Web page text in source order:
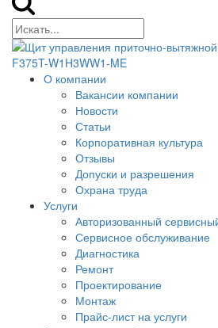
О компании
Вакансии компании
Новости
Статьи
Корпоративная культура
Отзывы
Допуски и разрешения
Охрана труда
Услуги
Авторизованный
Сервисное обслуживание
Диагностика
Ремонт
Проектирование
Монтаж
Прайс-лист на услуги